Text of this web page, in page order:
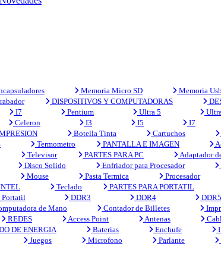
Memoria Micro SD Memoria Usb
DISPOSITIVOS Y COMPUTADORAS
I7 Pentium Ultra 5
Celeron I3 I5 I7
Botella Tinta Cartuchos
Termometro PANTALLA E IMAGEN
Televisor PARTES PARA PC Adaptador
Disco Solido Enfriador para Procesador
Mouse Pasta Termica Procesador
Teclado PARTES PARA PORTATIL
Portatil DDR3 DDR4 DDR5
de Mano Contador de Billetes
REDES Access Point Antenas
DE ENERGIA Baterias Enchufe
Juegos Microfono Parlante